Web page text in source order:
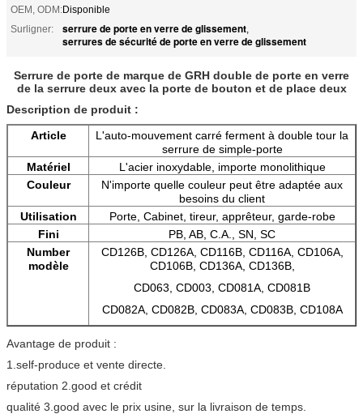
OEM, ODM:Disponible
Surligner:
serrure de porte en verre de glissement,
serrures de sécurité de porte en verre de glissement
Serrure de porte de marque de GRH double de porte en verre
de la serrure deux avec la porte de bouton et de place deux
Description de produit :
Article
L'auto-mouvement carré ferment à double tour la
serrure de simple-porte
Matériel
L'acier inoxydable, importe monolithique
Couleur
N'importe quelle couleur peut être adaptée aux
besoins du client
Utilisation
Porte, Cabinet, tireur, apprêteur, garde-robe
Fini
PB, AB, C.A., SN, SC
Number
modèle
CD126B, CD126A, CD116B, CD116A, CD106A,
CD106B, CD136A, CD136B,
CD063, CD003, CD081A, CD081B
CD082A, CD082B, CD083A, CD083B, CD108A
Avantage de produit :
1.self-produce et vente directe.
réputation 2.good et crédit
qualité 3.good avec le prix usine, sur la livraison de temps.